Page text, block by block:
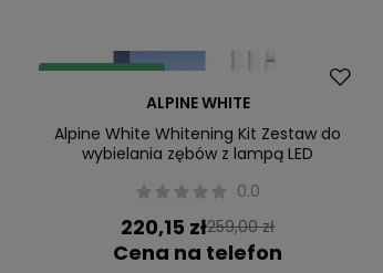
Dostawa za 0 zł
ALPINE WHITE
Alpine White Whitening Kit Zestaw do
wybielania zębów z lampą LED
0.0
220,15 zł259,00 zł
Cena na telefon